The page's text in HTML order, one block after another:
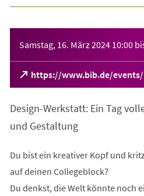
Samstag, 16. März 2024 10:00
https://www.bib.de/
(Öffnet
in
neuen
Tab)
Design-Werkstatt: Ein Tag
und Gestaltung
Du bist ein kreativer Kopf und
auf deinen Collegeblock?
Du denkst, die Welt könnte noch